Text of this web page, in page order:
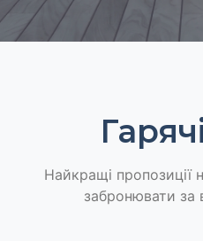
Найкращі пропозиції
забронювати за